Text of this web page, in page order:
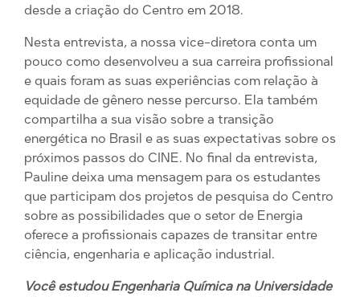
desde a criação do Centro em 2018.
Nesta entrevista, a nossa vice-diretora conta um
pouco como desenvolveu a sua carreira profissional
e quais foram as suas experiências com relação à
equidade de gênero nesse percurso. Ela também
compartilha a sua visão sobre a transição
energética no Brasil e as suas expectativas sobre os
próximos passos do CINE. No final da entrevista,
Pauline deixa uma mensagem para os estudantes
que participam dos projetos de pesquisa do Centro
sobre as possibilidades que o setor de Energia
oferece a profissionais capazes de transitar entre
ciência, engenharia e aplicação industrial.
Você estudou Engenharia Química na Universidade